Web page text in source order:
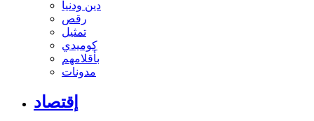
دين ودنيا
رقص
تمثيل
كوميدي
بأقلامهم
مدونات
إقتصاد